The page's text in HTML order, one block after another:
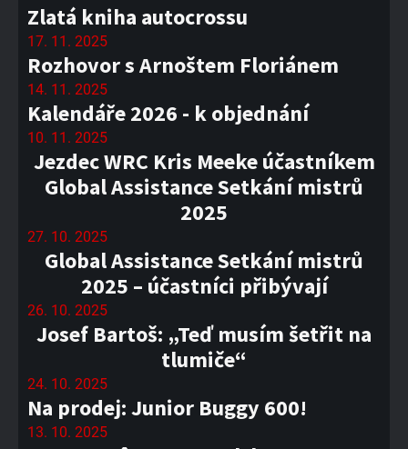
Zlatá kniha autocrossu
17. 11. 2025
Rozhovor s Arnoštem Floriánem
14. 11. 2025
Kalendáře 2026 - k objednání
10. 11. 2025
Jezdec WRC Kris Meeke účastníkem
Global Assistance Setkání mistrů
2025
27. 10. 2025
Global Assistance Setkání mistrů
2025 – účastníci přibývají
26. 10. 2025
Josef Bartoš: „Teď musím šetřit na
tlumiče“
24. 10. 2025
Na prodej: Junior Buggy 600!
13. 10. 2025